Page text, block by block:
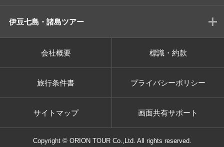
伊豆七島・諸島ツアー
会社概要 標識・約款
旅行条件書 プライバシーポリシー
サイトマップ 画面共有サポート
Copyright © ORION TOUR Co.,Ltd. All rights reserved.